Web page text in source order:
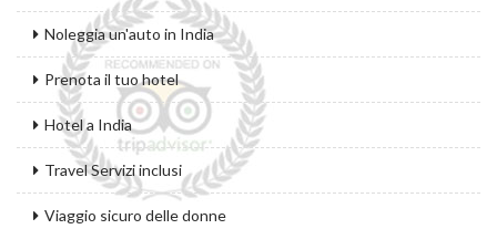
Noleggia un'auto in India
Prenota il tuo hotel
Hotel a India
Travel Servizi inclusi
Viaggio sicuro delle donne